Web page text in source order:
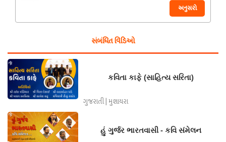
અનુસરો
સંબંધિત વિડિઓ
કવિતા કાફે (સાહિત્ય સરિતા)
ગુજરાતી | મુશાયરા
હું ગુર્જર ભારતવાસી - કવિ સંમેલન